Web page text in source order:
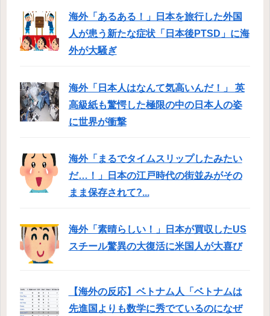
海外「あるある！」日本を旅行した外国
人が患う新たな症状「日本後PTSD」に海
外が大騒ぎ
海外「日本人はなんて気高いんだ！」 英
高級紙も驚愕した極限の中の日本人の姿
に世界が衝撃
海外「まるでタイムスリップしたみたい
だ…！」日本の江戸時代の街並みがその
まま保存されて?...
海外「素晴らしい！」日本が買収したUS
スチール驚異の大復活に米国人が大喜び
【海外の反応】ベトナム人「ベトナムは
先進国よりも数学に秀でているのになぜ